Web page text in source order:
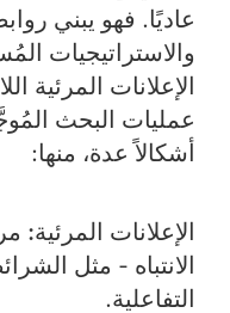
عاديًا. فهو يبني
والاستراتيجيات
الإعلانات المرئية
عمليات البحث
أشكالاً عدة، منها:
الإعلانات المرئية:
الانتباه - مثل
التفاعلية.